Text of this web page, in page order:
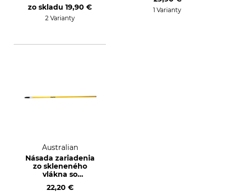
zo skladu 19,90 €
2 Varianty
1 Varianty
Australian
Násada zariadenia
zo skleneného
vlákna so
22,20 €